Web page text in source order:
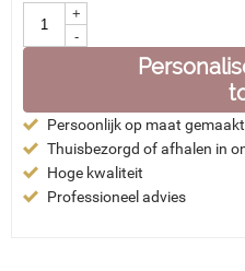
+
-
Persoonlijk op maat gemaakt
Thuisbezorgd of afhalen in
Hoge kwaliteit
Professioneel advies